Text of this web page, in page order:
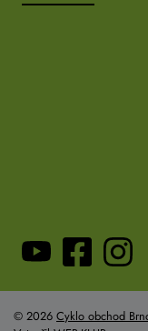
© 2026 Cyklo obchod